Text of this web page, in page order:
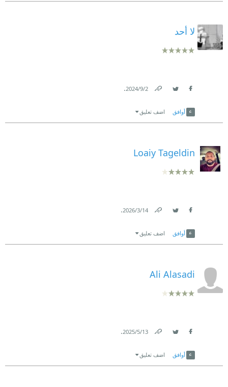
لا أحد
2‏/9‏/2024
.
أوافق اضف تعليق
Loaiy Tageldin
14‏/3‏/2026
.
أوافق اضف تعليق
Ali Alasadi
13‏/5‏/2025
.
أوافق اضف تعليق